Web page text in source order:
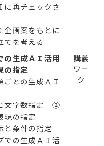
再チェックさ
企画案をもとに
てを考える
の生成ＡＩ活用
の指定
ごとの生成ＡＩ
文字数指定 ②
現の指定
条件の指定
での生成ＡＩ活
講義
ワー
ク